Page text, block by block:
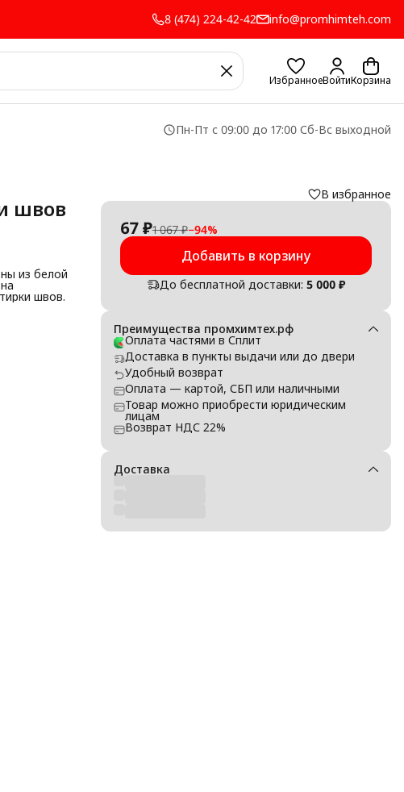
8 (474) 224-42-42 info@promhimteh.com
ИзбранноеВойтиКорзина
Пн-Пт с 09:00 до 17:00 Сб-Вс выходной
швов
из белой
швов.
В избранное
67 ₽1 067 ₽−94%
Добавить в корзину
До бесплатной доставки: 5 000 ₽
Преимущества промхимтех.рф
Оплата частями в Сплит
Доставка в пункты выдачи или до двери
Удобный возврат
Оплата — картой, СБП или наличными
Товар можно приобрести юридическим
лицам
Возврат НДС 22%
Доставка